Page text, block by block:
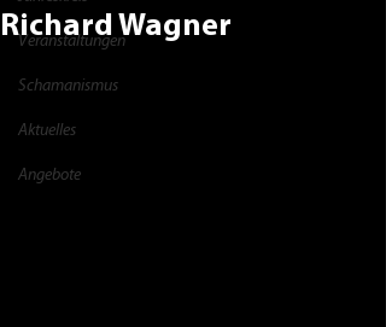
Veranstaltungen
Schamanismus
Aktuelles
Angebote
Richard Wagner